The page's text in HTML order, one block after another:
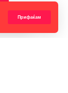
Прифаќам